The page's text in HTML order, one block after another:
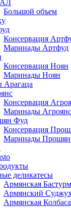
Большой объем
Консервация
Маринады Артфуд
Консервация Ноян
Маринады Ноян
Арагаца
Консервация
Маринады Агроянс
Фуд
Консервация
Маринады
деликатесы
Армянская
Армянский
Армянская Колбаса